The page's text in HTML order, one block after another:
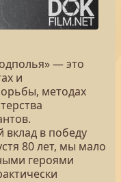
— это
и
методах
в победу
80 лет, мы мало
героями